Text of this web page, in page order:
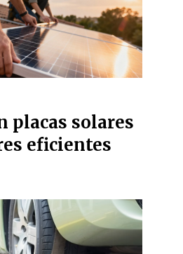
placas solares
eficientes